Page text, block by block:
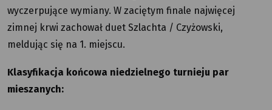
wyczerpujące wymiany. W zaciętym finale najwięcej
zimnej krwi zachował duet Szlachta / Czyżowski,
meldując się na 1. miejscu.
Klasyfikacja końcowa niedzielnego turnieju par
mieszanych: